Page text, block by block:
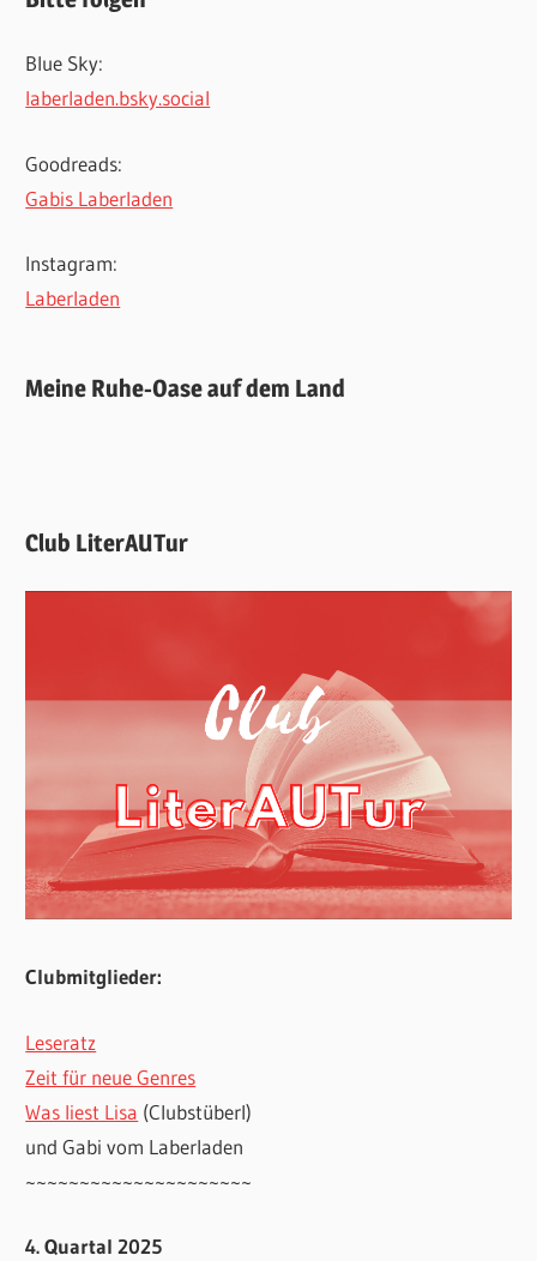
Blue Sky:
laberladen.bsky.social
Goodreads:
Gabis Laberladen
Instagram:
Laberladen
Meine Ruhe-Oase auf dem Land
Club LiterAUTur
Clubmitglieder:
Leseratz
Zeit für neue Genres
Was liest Lisa (Clubstüberl)
und Gabi vom Laberladen
~~~~~~~~~~~~~~~~~~~~~
4. Quartal 2025